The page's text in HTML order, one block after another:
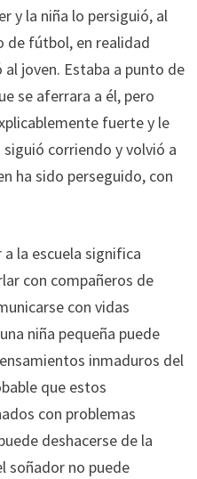
y la niña lo persiguió, al
de fútbol, ​​en realidad
joven. Estaba a punto de
se aferrara a él, pero
fuerte y le
corriendo y volvió a
ha sido perseguido, con
la escuela significa
con compañeros de
con vidas
niña pequeña puede
inmaduros del
que estos
con problemas
deshacerse de la
soñador no puede